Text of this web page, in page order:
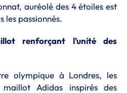
auréolé des 4 étoiles est
les passionnés.
renforçant l’unité des
olympique à Londres, les
Adidas inspirés des